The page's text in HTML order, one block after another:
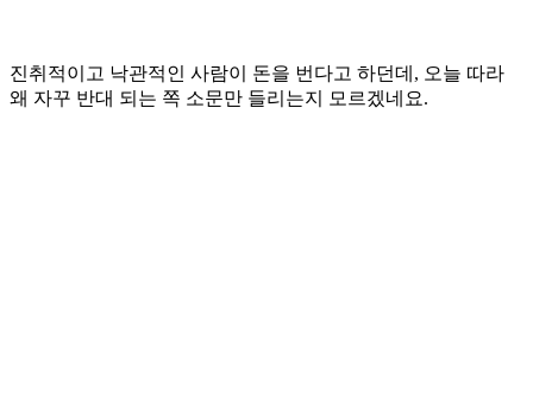
진취적이고 낙관적인 사람이 돈을 번다고 하던데, 오늘 따라
왜 자꾸 반대 되는 쪽 소문만 들리는지 모르겠네요.